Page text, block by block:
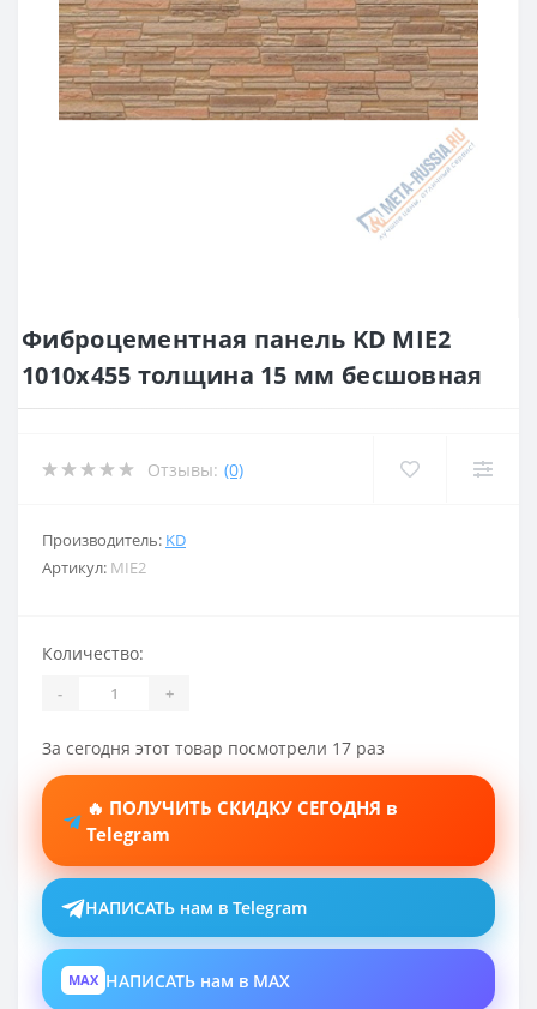
Фиброцементная панель KD MIE2
1010х455 толщина 15 мм бесшовная
Отзывы: (0)
Производитель: KD
Артикул: MIE2
Количество:
- +
За сегодня этот товар посмотрели 17 раз
🔥 ПОЛУЧИТЬ СКИДКУ СЕГОДНЯ в
Telegram
НАПИСАТЬ нам в Telegram
MAX НАПИСАТЬ нам в MAX